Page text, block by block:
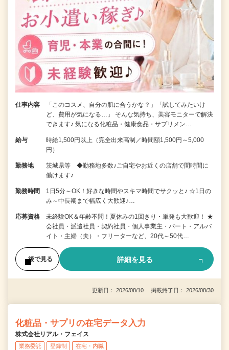
仕事内容
「このコスメ、自分の肌に合うかな？」「試してみたいけ
ど、費用が気になる…」 そんな気持ち、美容モニターで解決
できます♪ 気になる化粧品・健康食品・サプリメン…
給与
時給1,500円以上（完全出来高制／時間額1,500円～5,000
円）
勤務地
茨城県等 ◆勤務地多数♪ご自宅やお近くの店舗で間時間に
働けます♪
勤務時間
1日5分～OK！好きな時間やスキマ時間でサクッと♪ ☆1日の
み～中長期まで幅広く大歓迎♪…
応募資格
未経験OK＆年齢不問！夏休みの1回きり・単発も大歓迎！ ★
会社員・派遣社員・契約社員・個人事業主・パート・アルバ
イト・主婦（夫）・フリーターなど、20代～50代…
後で見る 詳細を見る
更新日： 2026/08/10 掲載終了日： 2026/08/30
化粧品・サプリの在宅データ入力
株式会社リアル・フェイス
業務委託 登録制 在宅・内職